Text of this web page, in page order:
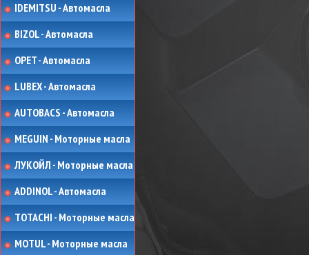
IDEMITSU - Автомасла
BIZOL - Автомасла
OPET - Автомасла
LUBEX - Автомасла
AUTOBACS - Автомасла
MEGUIN - Моторные масла
ЛУКОЙЛ - Моторные масла
ADDINOL - Автомасла
TOTACHI - Моторные масла
MOTUL - Моторные масла